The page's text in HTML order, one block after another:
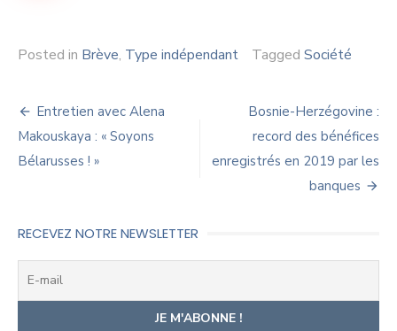
Posted in Brève, Type indépendant Tagged Société
Navigation
de
l’article
Entretien avec Alena
Makouskaya : « Soyons
Bélarusses ! »
Bosnie-Herzégovine :
record des bénéfices
enregistrés en 2019 par les
banques
RECEVEZ NOTRE NEWSLETTER